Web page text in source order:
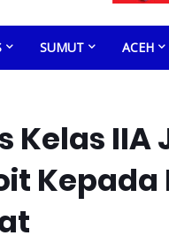
SUMUT ACEH
Kelas IIA
Kepada